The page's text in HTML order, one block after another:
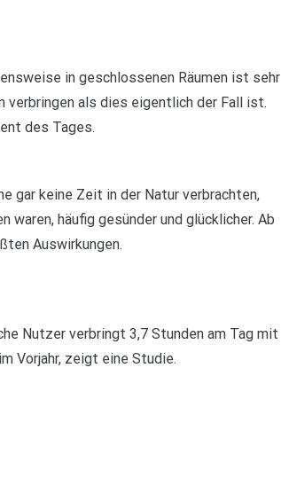
in geschlossenen Räumen ist sehr
verbringen als dies eigentlich der Fall ist.
des Tages.
gar keine Zeit in der Natur verbrachten,
waren, häufig gesünder und glücklicher. Ab
Auswirkungen.
Nutzer verbringt 3,7 Stunden am Tag mit
Vorjahr, zeigt eine Studie.